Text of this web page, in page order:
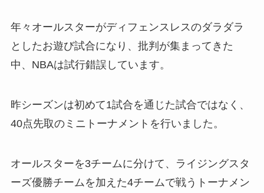
年々オールスターがディフェンスレスのダラダラ
としたお遊び試合になり、批判が集まってきた
中、NBAは試行錯誤しています。
昨シーズンは初めて1試合を通じた試合ではなく、
40点先取のミニトーナメントを行いました。
オールスターを3チームに分けて、ライジングスタ
ーズ優勝チームを加えた4チームで戦うトーナメン